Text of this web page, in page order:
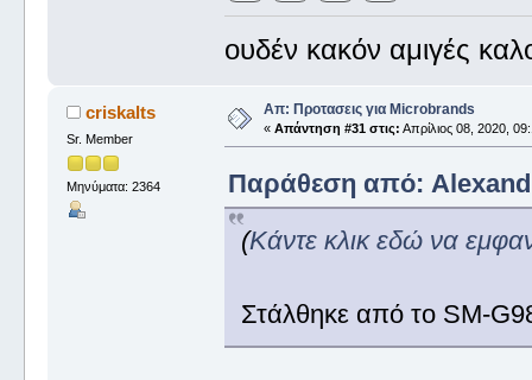
ουδέν κακόν αμιγές
criskalts
Sr. Member
Μηνύματα: 2364
Απ: Προτασεις για Microbrands
« Απάντηση #31 στις: Απρίλιος 08, 2020,
Παράθεση από:
(Κάντε κλικ εδώ να
Στάλθηκε από το SM-